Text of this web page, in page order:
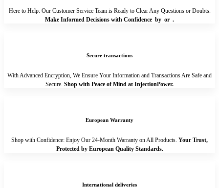
Here to Help: Our Customer Service Team is Ready to Clear Any Questions or Doubts.
Make Informed Decisions with Confidence by or .
Secure transactions
With Advanced Encryption, We Ensure Your Information and Transactions Are Safe and
Secure. Shop with Peace of Mind at InjectionPower.
European Warranty
Shop with Confidence: Enjoy Our 24-Month Warranty on All Products. Your Trust,
Protected by European Quality Standards.
International deliveries